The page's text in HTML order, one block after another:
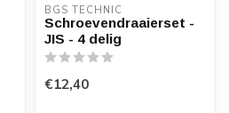
BGS TECHNIC
Schroevendraaierset -
JIS - 4 delig
€12,40